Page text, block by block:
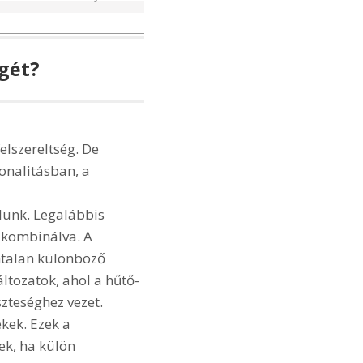
De
a
Legalábbis
A
különböző
ahol a hűtő-
vezet.
Ezek a
ha külön